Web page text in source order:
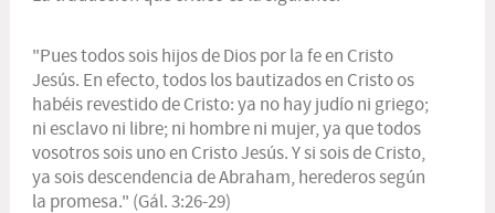
"Pues todos sois hijos de Dios por la fe en Cristo
Jesús. En efecto, todos los bautizados en Cristo os
habéis revestido de Cristo: ya no hay judío ni griego;
ni esclavo ni libre; ni hombre ni mujer, ya que todos
vosotros sois uno en Cristo Jesús. Y si sois de Cristo,
ya sois descendencia de Abraham, herederos según
la promesa." (Gál. 3:26-29)